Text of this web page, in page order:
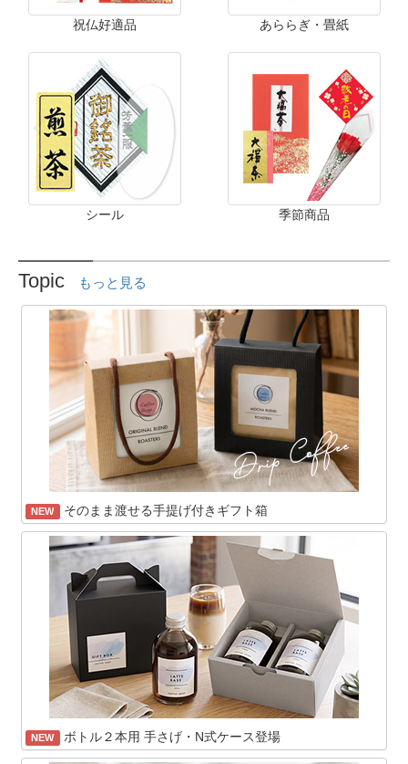
祝仏好適品 あららぎ・畳紙
シール 季節商品
Topic もっと見る
NEW そのまま渡せる手提げ付きギフト箱
NEW ボトル２本用 手さげ・N式ケース登場